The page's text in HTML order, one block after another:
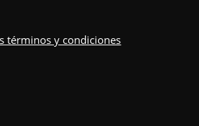
términos y condiciones